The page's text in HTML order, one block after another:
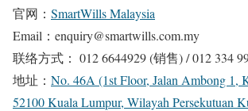
官网： SmartWills Malaysia
Email：enquiry@smartwills.com.my
联络方式： 012 6644929 (销售) / 012 334
地址： No. 46A (1st Floor, Jalan Ambong 1,
52100 Kuala Lumpur, Wilayah Persekutuan